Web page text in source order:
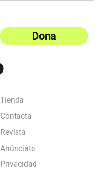
Dona
Tienda
Contacta
Revista
Anúnciate
Privacidad